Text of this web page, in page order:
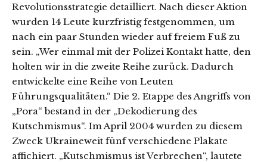
Revolutionsstrategie detailliert. Nach dieser Aktion
wurden 14 Leute kurzfristig festgenommen, um
nach ein paar Stunden wieder auf freiem Fuß zu
sein. „Wer einmal mit der Polizei Kontakt hatte, den
holten wir in die zweite Reihe zurück. Dadurch
entwickelte eine Reihe von Leuten
Führungsqualitäten.“ Die 2. Etappe des Angriffs von
„Pora“ bestand in der „Dekodierung des
Kutschmismus“. Im April 2004 wurden zu diesem
Zweck Ukraineweit fünf verschiedene Plakate
affichiert. „Kutschmismus ist Verbrechen“, lautete